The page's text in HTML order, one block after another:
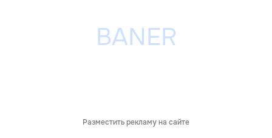
Разместить рекламу на сайте